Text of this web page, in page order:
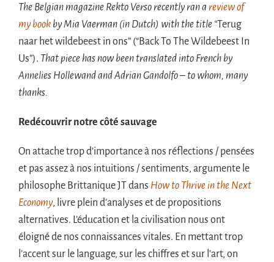
The Belgian magazine Rekto Verso recently ran a review of
my book by Mia Vaerman (in Dutch) with the title “Terug
naar het wildebeest in ons” (“Back To The Wildebeest In
Us”). That piece has now been translated into French by
Annelies Hollewand and Adrian Gandolfo – to whom, many
thanks.
Redécouvrir notre côté sauvage
On attache trop d’importance à nos réflections / pensées
et pas assez à nos intuitions / sentiments, argumente le
philosophe Brittanique JT dans How to Thrive in the Next
Economy, livre plein d’analyses et de propositions
alternatives. L’éducation et la civilisation nous ont
éloigné de nos connaissances vitales. En mettant trop
l’accent sur le language, sur les chiffres et sur l’art, on